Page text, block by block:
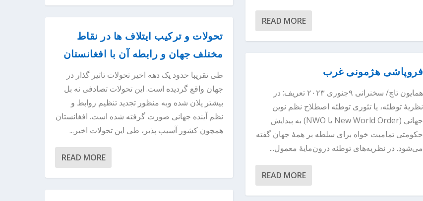
تحولات و ترکیب ایتلاف ها در نقاط
مختلف جهان و رابطه آن با افغانستان
طی تقریبا حدود یک دهه اخیر تحولات تاثیر گذار در
جهان واقع گردیده است. این تحولات تصادفی نه بل
بیشتر پلان شده وبه منظور تجدید تنظیم روابط و
نظم آینده جهانی صورت گرفته شده است. افغانستان
همچون کشور آسیب پذیر، طی این تحولات اخیر...
READ MORE
READ MORE
فروپاشی هژمونی غرب
همایون تاچ/ سخنرانی ۹جنوری ۲۰۲۳ تعریف: در
نظریهٔ توطئه، یا تئوری توطئه اصطلاح نظم نوین
جهانی (New World Order یا NWO) به پیدایش
حکومتی تمامیت خواه برای سلطه بر همهٔ جهان گفته
می‌شود. در نظریه‌های توطئه درون‌مایهٔ معمول...
READ MORE